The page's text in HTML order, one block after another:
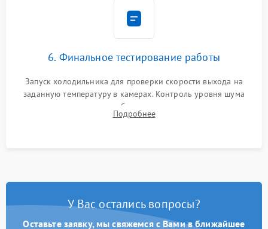
6. Финальное тестирование работы
Запуск холодильника для проверки скорости выхода на
заданную температуру в камерах. Контроль уровня шума
компрессора, отсутствия обмерзания стенок и корректного
срабатывания системы автоматической оттайки.
Подробнее
У Вас остались вопросы?
Оставьте заявку, мы свяжемся с Вами в ближайшее